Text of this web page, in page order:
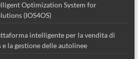
Optimization System for
(IOS4OS)
intelligente per la vendita di
la gestione delle autolinee